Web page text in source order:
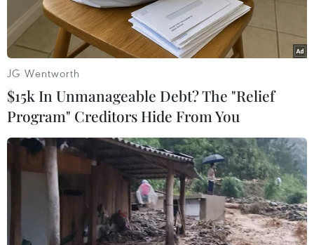
mới trong lĩnh vực phát triển nông nghiệp bền
vững.
JG Wentworth
$15k In Unmanageable Debt? The "Relief
Program" Creditors Hide From You